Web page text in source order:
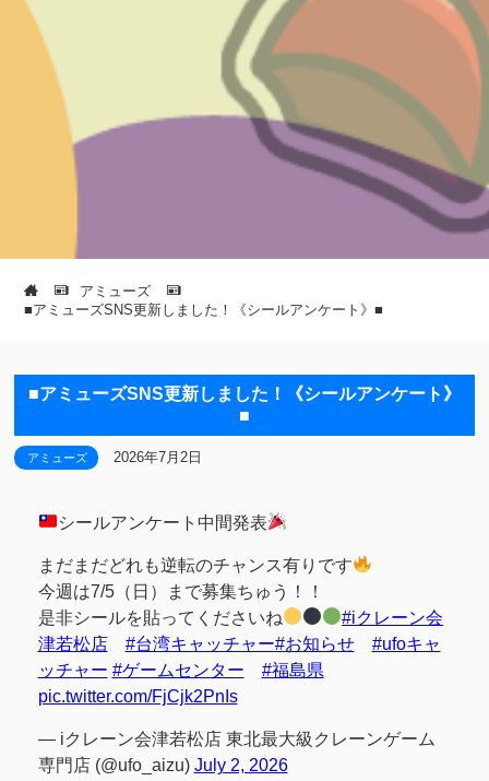
アミューズ
■アミューズSNS更新しました！《シールアンケート》■
■アミューズSNS更新しました！《シールアンケート》
■
アミューズ 2026年7月2日
シールアンケート中間発表
まだまだどれも逆転のチャンス有りです
今週は7/5（日）まで募集ちゅう！！
是非シールを貼ってくださいね
#iクレーン会
津若松店
#台湾キャッチャー#お知らせ
#ufoキャ
ッチャー #ゲームセンター
#福島県
pic.twitter.com/FjCjk2PnIs
— iクレーン会津若松店 東北最大級クレーンゲーム
専門店 (@ufo_aizu) July 2, 2026